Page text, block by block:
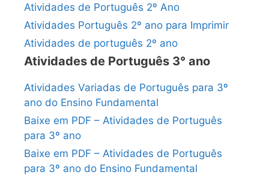
Atividades de Português 2º Ano
Atividades Português 2º ano para Imprimir
Atividades de português 2º ano
Atividades de Português 3° ano
Atividades Variadas de Português para 3º
ano do Ensino Fundamental
Baixe em PDF – Atividades de Português
para 3º ano
Baixe em PDF – Atividades de Português
para 3º ano do Ensino Fundamental